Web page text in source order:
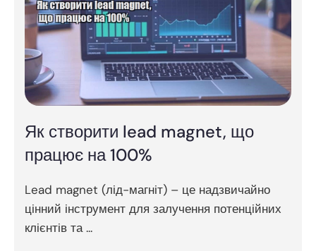
Як створити lead magnet, що
працює на 100%
Lead magnet (лід-магніт) – це надзвичайно
цінний інструмент для залучення потенційних
клієнтів та ...